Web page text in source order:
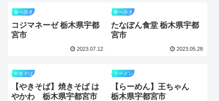
食べ歩き
コジマネーゼ 栃木県宇都
宮市
2023.07.12
食べ歩き
たなぽん食堂 栃木県宇都
宮市
2023.05.28
やきそば
【やきそば】焼きそば は
やかわ 栃木県宇都宮市
ラーメン
【らーめん】王ちゃん
栃木県宇都宮市